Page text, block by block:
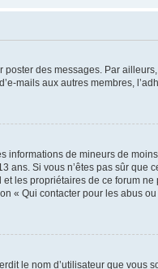
des messages. Par
mails aux autres membres,
de mineurs de
ans. Si vous n’êtes pas sûr que
les propriétaires de ce forum
« Qui contacter pour les abus
le nom d’utilisateur que vous